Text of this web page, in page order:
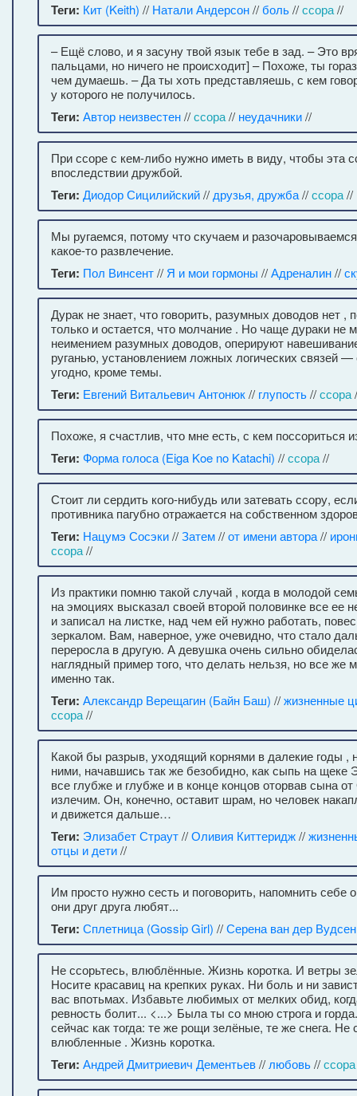
Теги: Кит (Keith) // Натали Андерсон//боль//ссора//
– Ещё слово, и я засуну твой язык тебе в зад. – Это
пальцами, но ничего не происходит] – Похоже, ты
чем думаешь. – Да ты хоть представляешь, с кем
у которого не получилось.
Теги: Автор неизвестен//ссора// неудачники//
При ссоре с кем-либо нужно иметь в виду, чтобы эта
впоследствии дружбой.
Теги: Диодор Сицилийский// друзья, дружба//ссора//
Мы ругаемся, потому что скучаем и
какое-то развлечение.
Теги: Пол Винсент// Я и мои гормоны //Адреналин//
Дурак не знает, что говорить, разумных доводов нет ,
только и остается, что молчание . Но чаще дураки не
неимением разумных доводов, оперируют
руганью, установлением ложных логических связей
угодно, кроме темы.
Теги: Евгений Витальевич Антонюк// глупость//ссора
Похоже, я счастлив, что мне есть, с кем поссориться
Теги: Форма голоса (Eiga Koe no Katachi) //ссора//
Стоит ли сердить кого-нибудь или затевать ссору,
противника пагубно отражается на собственном
Теги: Нацумэ Сосэки//Затем//от имени автора//
ссора//
Из практики помню такой случай , когда в молодой
на эмоциях высказал своей второй половинке все ее
и записал на листке, над чем ей нужно работать,
зеркалом. Вам, наверное, уже очевидно, что стало
переросла в другую. А девушка очень сильно
наглядный пример того, что делать нельзя, но все же
именно так.
Теги: Александр Верещагин (Байн Баш) //жизненные
ссора//
Какой бы разрыв, уходящий корнями в далекие годы ,
ними, начавшись так же безобидно, как сыпь на щеке
все глубже и глубже и в конце концов оторвав сына
излечим. Он, конечно, оставит шрам, но человек
и движется дальше…
Теги: Элизабет Страут//Оливия Киттеридж//
отцы и дети//
Им просто нужно сесть и поговорить, напомнить себе
они друг друга любят...
Теги: Сплетница (Gossip Girl) //Серена ван дер Вудсен
Не ссорьтесь, влюблённые. Жизнь коротка. И ветры
Носите красавиц на крепких руках. Ни боль и ни
вас впотьмах. Избавьте любимых от мелких обид,
ревность болит... <...> Была ты со мною строга и
сейчас как тогда: те же рощи зелёные, те же снега. Не
влюбленные . Жизнь коротка.
Теги: Андрей Дмитриевич Дементьев// любовь//ссора